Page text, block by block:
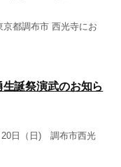
京都調布市 西光寺にお
誕祭演武のお知ら
20日（日) 調布市西光